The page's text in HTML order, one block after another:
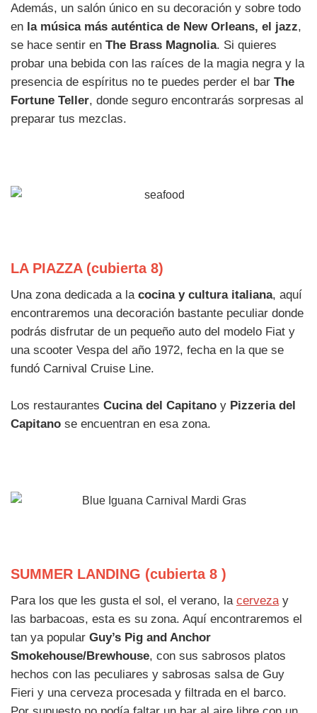
Además, un salón único en su decoración y sobre todo
en la música más auténtica de New Orleans, el jazz,
se hace sentir en The Brass Magnolia. Si quieres
probar una bebida con las raíces de la magia negra y la
presencia de espíritus no te puedes perder el bar The
Fortune Teller, donde seguro encontrarás sorpresas al
preparar tus mezclas.
LA PIAZZA (cubierta 8)
Una zona dedicada a la cocina y cultura italiana, aquí
encontraremos una decoración bastante peculiar donde
podrás disfrutar de un pequeño auto del modelo Fiat y
una scooter Vespa del año 1972, fecha en la que se
fundó Carnival Cruise Line.
Los restaurantes Cucina del Capitano y Pizzeria del
Capitano se encuentran en esa zona.
SUMMER LANDING (cubierta 8 )
Para los que les gusta el sol, el verano, la cervezay
las barbacoas, esta es su zona. Aquí encontraremos el
tan ya popular Guy’s Pig and Anchor
Smokehouse/Brewhouse, con sus sabrosos platos
hechos con las peculiares y sabrosas salsa de Guy
Fieri y una cerveza procesada y filtrada en el barco.